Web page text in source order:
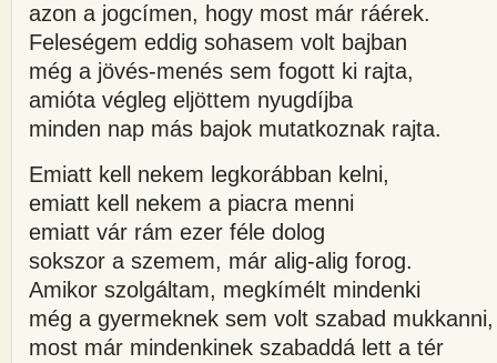
azon a jogcímen, hogy most már ráérek.
Feleségem eddig sohasem volt bajban
még a jövés-menés sem fogott ki rajta,
amióta végleg eljöttem nyugdíjba
minden nap más bajok mutatkoznak rajta.
Emiatt kell nekem legkorábban kelni,
emiatt kell nekem a piacra menni
emiatt vár rám ezer féle dolog
sokszor a szemem, már alig-alig forog.
Amikor szolgáltam, megkímélt mindenki
még a gyermeknek sem volt szabad mukkanni,
most már mindenkinek szabaddá lett a tér